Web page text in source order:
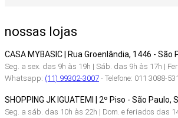
nossas lojas
CASA MYBASIC | Rua Groenlândia, 1446 - São
Seg. a sex. das 9h às 19h | Sáb. das 9h às 17h |
Whatsapp: (11) 99302-3007- Telefone: 011 3088-
SHOPPING JK IGUATEMI | 2º Piso - São Paulo,
Seg. a sáb. das 10h às 22h | Dom. e feriados das